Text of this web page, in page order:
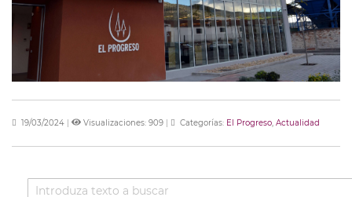
19/03/2024 | Visualizaciones: 909 | Categorías: El Progreso, Actualidad